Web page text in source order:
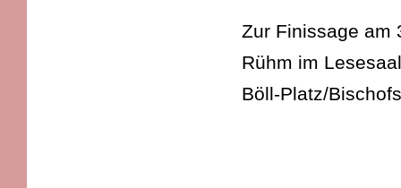
Zur Finissage am
Rühm im
Böll-Platz/